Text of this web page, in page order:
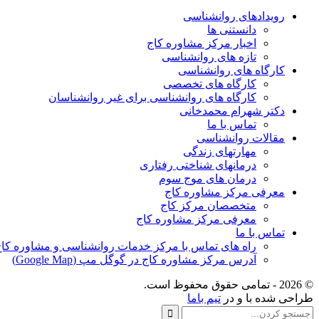
رویدادهای روانشناسی
دانستنی ها
اخبار مرکز مشاوره کاج
تازه های روانشناسی
کارگاه های روانشناسی
کارگاه های تخصصی
کارگاه های روانشناسی برای غیر روانشناسان
دکتر شهرام محمدخانی
تماس با ما
مقالات روانشناسی
مهارتهای زندگی
درمانهای شناختی رفتاری
درمان های موج سوم
معرفی مرکز مشاوره کاج
متخصصان مرکز کاج
معرفی مرکز مشاوره کاج
تماس با ما
راه های تماس با مرکز خدمات روانشناسی و مشاوره
آدرس مرکز مشاوره کاج در گوگل مپ (Google Map)
© 2026 - تمامی حقوق محفوظ است.
طراحی شده با و در تیم باما